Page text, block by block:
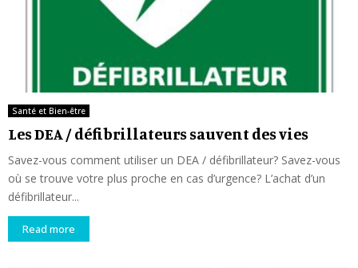
Santé et Bien-être
Les DEA / défibrillateurs sauvent des vies
Savez-vous comment utiliser un DEA / défibrillateur? Savez-vous
où se trouve votre plus proche en cas d’urgence? L’achat d’un
défibrillateur...
Read more